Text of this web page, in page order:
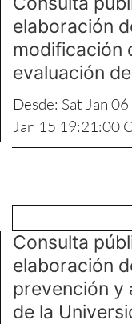
elaboración
modificación
evaluación
Desde: Sat Jan
Jan 15 19:21:00
Consulta
elaboración
prevención y
de la